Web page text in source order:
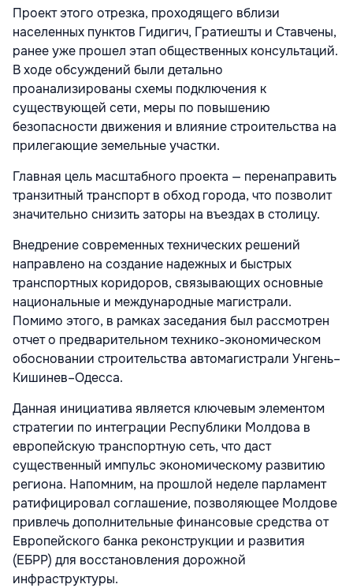
Проект этого отрезка, проходящего вблизи
населенных пунктов Гидигич, Гратиешты и Ставчены,
ранее уже прошел этап общественных консультаций.
В ходе обсуждений были детально
проанализированы схемы подключения к
существующей сети, меры по повышению
безопасности движения и влияние строительства на
прилегающие земельные участки.
Главная цель масштабного проекта — перенаправить
транзитный транспорт в обход города, что позволит
значительно снизить заторы на въездах в столицу.
Внедрение современных технических решений
направлено на создание надежных и быстрых
транспортных коридоров, связывающих основные
национальные и международные магистрали.
Помимо этого, в рамках заседания был рассмотрен
отчет о предварительном технико-экономическом
обосновании строительства автомагистрали Унгень–
Кишинев–Одесса.
Данная инициатива является ключевым элементом
стратегии по интеграции Республики Молдова в
европейскую транспортную сеть, что даст
существенный импульс экономическому развитию
региона. Напомним, на прошлой неделе парламент
ратифицировал соглашение, позволяющее Молдове
привлечь дополнительные финансовые средства от
Европейского банка реконструкции и развития
(ЕБРР) для восстановления дорожной
инфраструктуры.